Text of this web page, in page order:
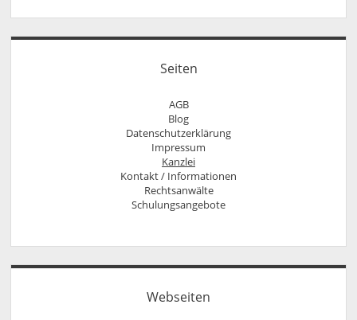
Seiten
AGB
Blog
Datenschutzerklärung
Impressum
Kanzlei
Kontakt / Informationen
Anfahrt
Informationen
Vollmacht
Widerrufsbelehrung bei Fernabsatzverträgen
Rechtsanwälte
Rechtsanwalt Nils Pütz
Schulungsangebote
Rechtssicher im Internet – Wettbewerbsrecht,
Urheberrecht, Äußerungsrecht und Markenrecht
Urheberrecht, Lizenzrecht, Äußerungsrecht,
Persönlichkeitsrecht
Webseiten